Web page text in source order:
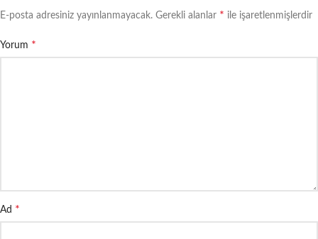
E-posta adresiniz yayınlanmayacak. Gerekli alanlar * ile işaretlenmişlerdir
Yorum *
Ad *